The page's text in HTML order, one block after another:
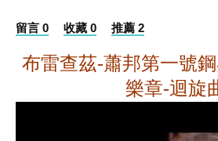
留言 0 收藏 0 推薦 2
布雷查茲-蕭邦第一號
樂章-迴旋